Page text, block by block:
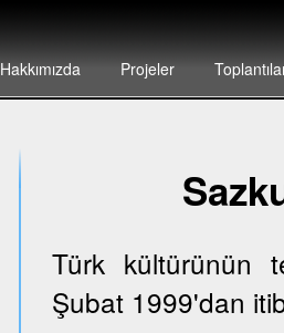
Hakkımızda Projeler
Türk kültürünün
Şubat 1999'dan